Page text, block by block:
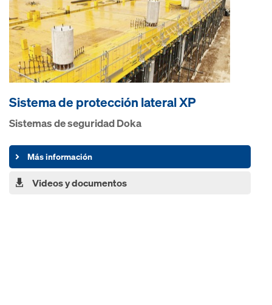
Sistema de protección lateral XP
Sistemas de seguridad Doka
Más información
Videos y documentos